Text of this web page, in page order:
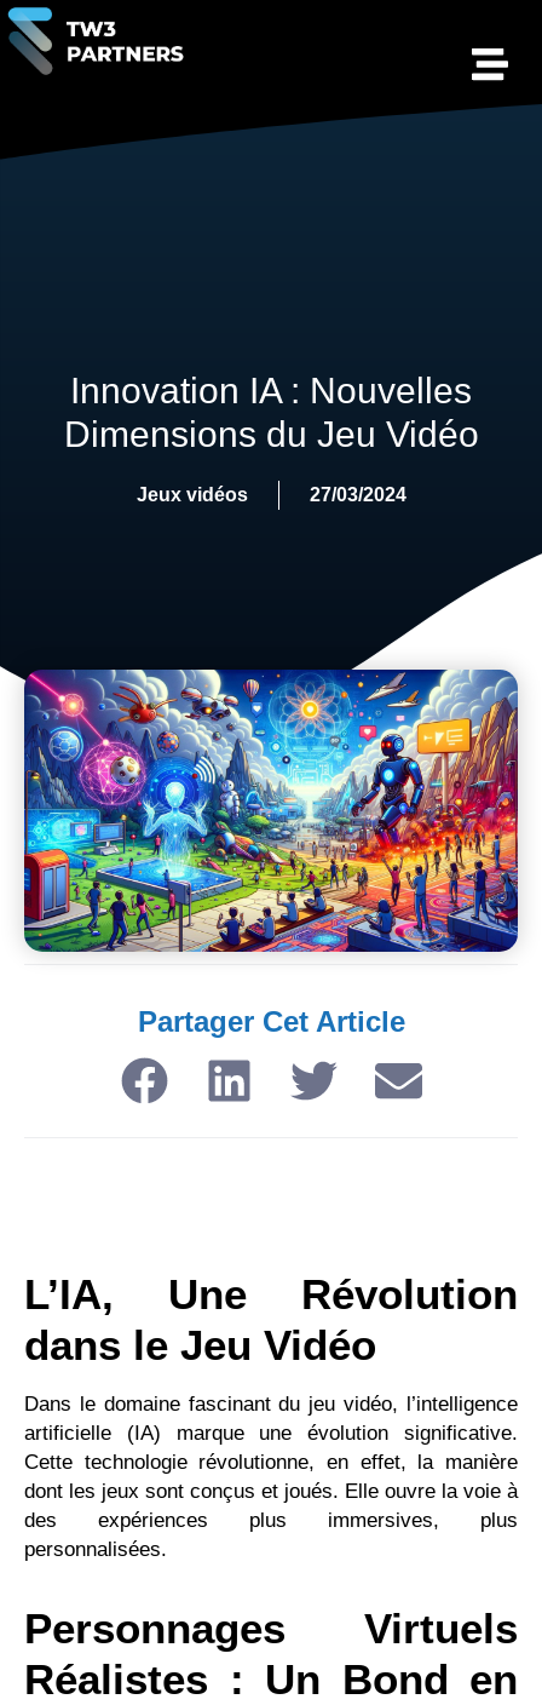
Innovation IA : Nouvelles
Dimensions du Jeu Vidéo
Jeux vidéos 27/03/2024
Partager Cet Article​
L’IA, Une Révolution
dans le Jeu Vidéo
Dans le domaine fascinant du jeu vidéo, l’intelligence
artificielle (IA) marque une évolution significative.
Cette technologie révolutionne, en effet, la manière
dont les jeux sont conçus et joués. Elle ouvre la voie à
des expériences plus immersives, plus
personnalisées.
Personnages Virtuels
Réalistes : Un Bond en